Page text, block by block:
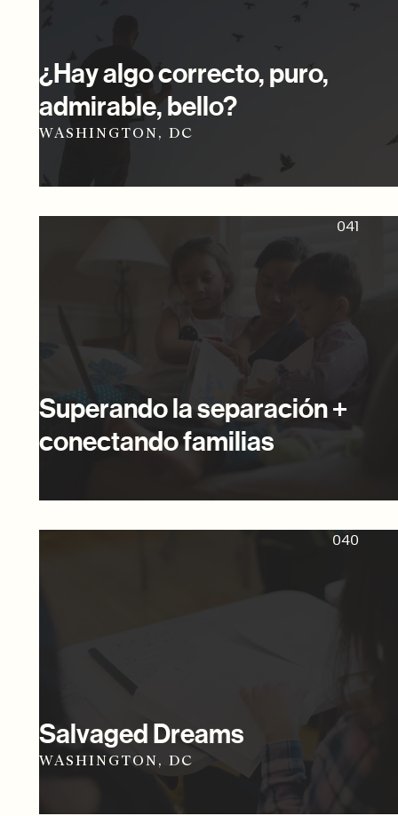
¿Hay algo correcto, puro,
admirable, bello?
WASHINGTON, DC
041
Superando la separación +
conectando familias
040
Salvaged Dreams
WASHINGTON, DC